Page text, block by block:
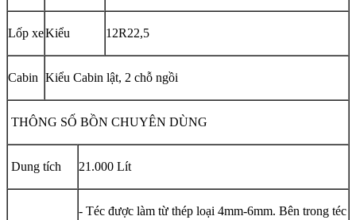
Lốp xeKiểu 12R22,5
Cabin Kiểu Cabin lật, 2 chỗ ngồi
THÔNG SỐ BỒN CHUYÊN DÙNG
Dung tích 21.000 Lít
- Téc được làm từ thép loại 4mm-6mm. Bên trong téc